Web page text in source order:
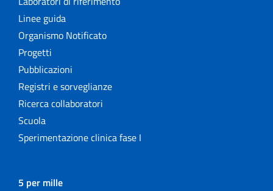
Linee guida
Organismo Notificato
Progetti
Pubblicazioni
Registri e sorveglianze
Ricerca collaboratori
Scuola
Sperimentazione clinica fase I
5 per mille